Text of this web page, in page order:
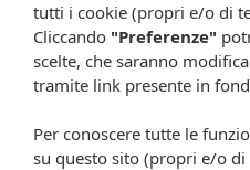
comunicazione
di mercato e di vendita
servizi di Farmacia
Presta il consenso per
meglio specificate
tutti i cookie (propri e/o di
Cliccando "Preferenze"
scelte, che saranno
tramite link presente in
Per conoscere tutte le
su questo sito (propri e/o